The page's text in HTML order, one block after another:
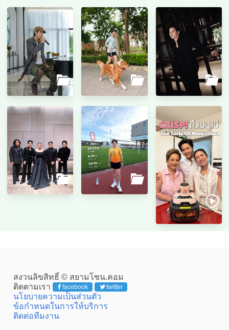
สงวนลิขสิทธิ์ © สยามโซน.คอม
ติดตามเรา
facebook twitter
นโยบายความเป็นส่วนตัว
ข้อกำหนดในการให้บริการ
ติดต่อทีมงาน